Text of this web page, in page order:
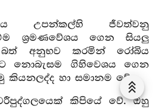
උපන්කල්හි ජීවත්වනු
ශ්‍රමණවේශය ගෙන සියලු
බත් අනුභව කරමින් රෝබිය
නොබැසම ගිහිවෙශය ගෙන
හා සමානම වේ.
කිපියේ වේ. ඔහු